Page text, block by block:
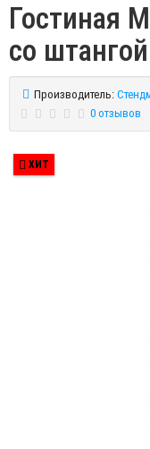
Гостиная
со штангой
Производитель:
0 отзывов
ХИТ